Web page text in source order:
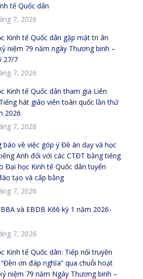
tế Quốc dân
7, 2026
Kinh tế Quốc dân gặp mặt tri ân
niệm 79 năm ngày Thương binh –
27/7
7, 2026
Kinh tế Quốc dân tham gia Liên
hát giáo viên toàn quốc lần thứ
2026
7, 2026
báo về việc góp ý Đề án dạy và học
Anh đối với các CTĐT bằng tiếng
Đại học Kinh tế Quốc dân tuyển
tạo và cấp bằng
7, 2026
và EBDB K66 kỳ 1 năm 2026-
7, 2026
Kinh tế Quốc dân: Tiếp nối truyền
ơn đáp nghĩa” qua chuỗi hoạt
niệm 79 năm Ngày Thương binh –